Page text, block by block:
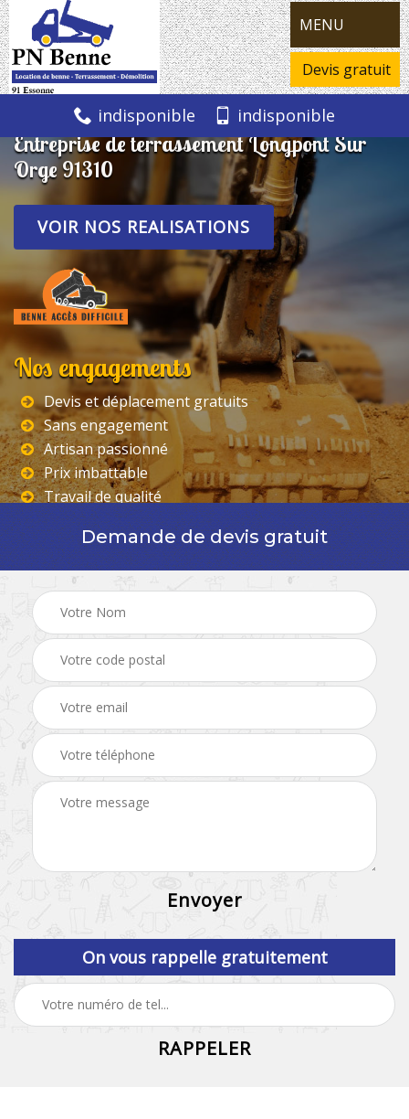
MENU
Devis gratuit
indisponible indisponible
Entreprise de terrassement Longpont Sur
Orge 91310
VOIR NOS REALISATIONS
Nos engagements
Devis et déplacement gratuits
Sans engagement
Artisan passionné
Prix imbattable
Travail de qualité
Demande de devis gratuit
On vous rappelle gratuitement